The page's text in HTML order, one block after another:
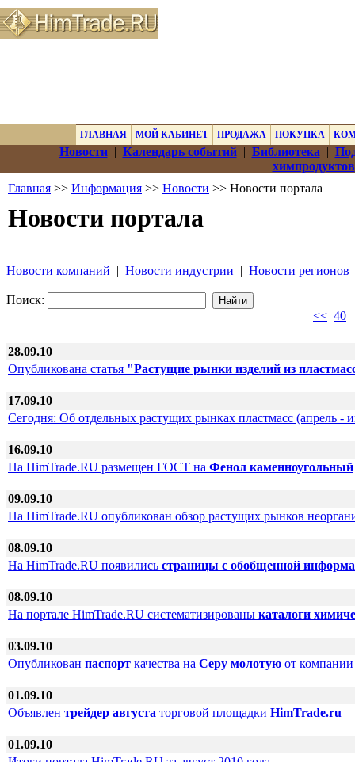
ГЛАВНАЯ МОЙ КАБИНЕТ ПРОДАЖА ПОКУПКА
Новости| Календарь событий| Библиотека |
химпродуктов
Главная >> Информация >> Новости >> Новости портала
Новости портала
Новости компаний | Новости индустрии | Новости регионов
Поиск:
<< 40
28.09.10
Опубликована статья "Растущие рынки изделий из
17.09.10
Сегодня: Об отдельных растущих рынках пластмасс (апрель -
16.09.10
На HimTrade.RU размещен ГОСТ на Фенол каменноугольный
09.09.10
На HimTrade.RU опубликован обзор растущих рынков
08.09.10
На HimTrade.RU появились страницы с обобщенной
08.09.10
На портале HimTrade.RU систематизированы каталоги
03.09.10
Опубликован паспорт качества на Серу молотую от
01.09.10
Объявлен трейдер августа торговой площадки HimTrade.ru —
01.09.10